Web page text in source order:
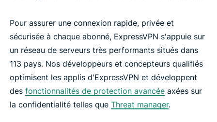
Pour assurer une connexion rapide, privée et
sécurisée à chaque abonné, ExpressVPN s'appuie sur
un réseau de serveurs très performants situés dans
113 pays. Nos développeurs et concepteurs qualifiés
optimisent les applis d'ExpressVPN et développent
des fonctionnalités de protection avancée axées sur
la confidentialité telles que Threat manager.